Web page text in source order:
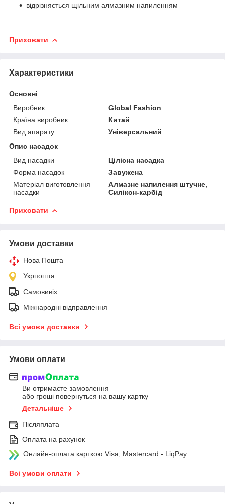
відрізняється щільним алмазним напиленням
Приховати
Характеристики
Основні
Виробник
Global Fashion
Країна виробник
Китай
Вид апарату
Універсальний
Опис насадок
Вид насадки
Цілісна насадка
Форма насадок
Завужена
Матеріал виготовлення
насадки
Алмазне напилення штучне,
Силікон-карбід
Приховати
Умови доставки
Нова Пошта
Укрпошта
Самовивіз
Міжнародні відправлення
Всі умови доставки
Умови оплати
Ви отримаєте замовлення
або гроші повернуться на вашу картку
Детальніше
Післяплата
Оплата на рахунок
Онлайн-оплата карткою Visa, Mastercard - LiqPay
Всі умови оплати